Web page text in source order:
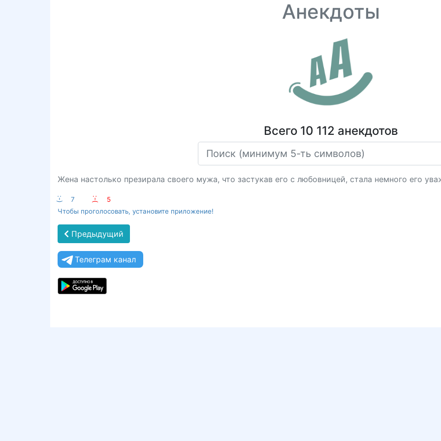
Анекдоты
Всего 10 112 анекдотов
Жена настолько презирала своего мужа, что застукав его с любовницей, стала немного его
:-) 7 :-(
5
Чтобы проголосовать, установите приложение!
Предыдущий
Телеграм канал